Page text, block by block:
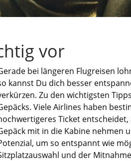
vor
bei längeren Flugreisen
kannst Du dich besser
Zu den wichtigsten
Viele Airlines haben
Ticket entscheidet,
mit in die Kabine nehmen
um so entspannt wie
und der